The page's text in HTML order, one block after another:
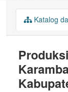
Katalog